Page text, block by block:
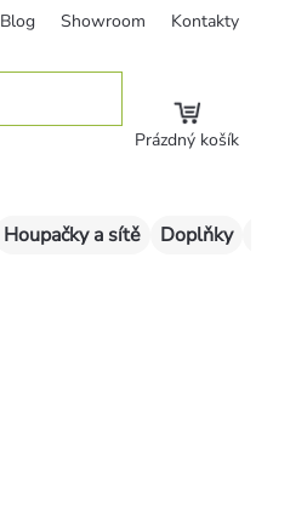
Blog Showroom Kontakty
Prázdný košík
Houpačky a sítě Doplňky